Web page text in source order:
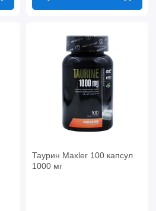
Таурин Maxler 100 капсул
1000 мг